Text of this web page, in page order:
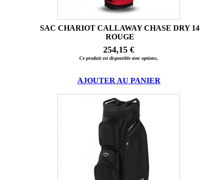
SAC CHARIOT CALLAWAY CHASE DRY 14
ROUGE
254,15 €
Ce produit est disponible avec options.
AJOUTER AU PANIER